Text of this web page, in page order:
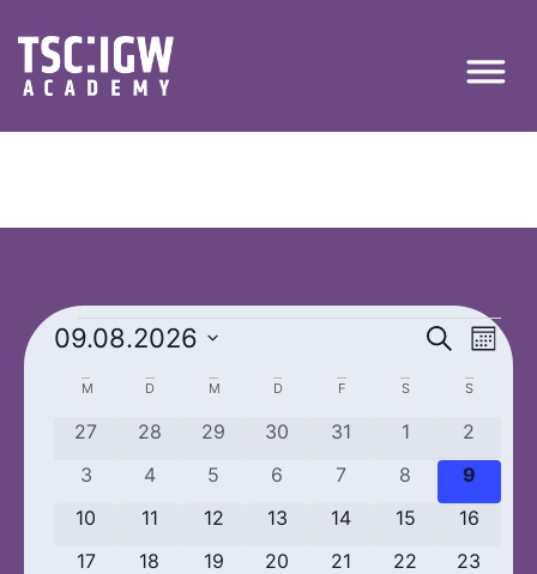
Suche
und
SucheMonat
09.08.2026
wählen.
Kalender
von
Veranstaltungen
M D M D F S S
0 Veranstaltungen
27 0 Veranstaltungen
28 0 Veranstaltungen
29 0 Veranstaltungen
30 0 Veranstaltungen
31 0
1 0
2
0 Veranstaltungen
3 0 Veranstaltungen
4 0 Veranstaltungen
5 0 Veranstaltungen
6 0 Veranstaltungen
7 0
8 0
9
0 Veranstaltungen
10 0 Veranstaltungen
11 0 Veranstaltungen
12 0 Veranstaltungen
13 0 Veranstaltungen
14 0
15 0
16
0 Veranstaltungen
17 0 Veranstaltungen
18 0 Veranstaltungen
19 0 Veranstaltungen
20 0 Veranstaltungen
21 0
22 0
23